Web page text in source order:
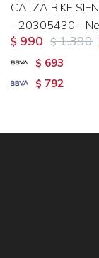
CALZA BIKE
- 20305430 -
$ 990 $ 1.390
$ 693
$ 792